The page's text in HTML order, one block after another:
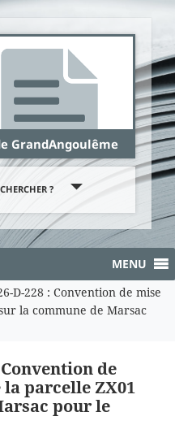
GrandAngoulême
?
MENU
D-228 : Convention de mise
la commune de Marsac
de
parcelle ZX01
pour le